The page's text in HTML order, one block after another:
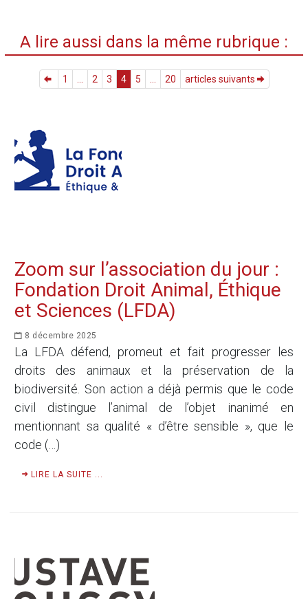
A lire aussi dans la même rubrique :
1 2 3 4 5 20 articles suivants
Zoom sur l’association du jour :
Fondation Droit Animal, Éthique
et Sciences (LFDA)
8 décembre 2025
La LFDA défend, promeut et fait progresser les
droits des animaux et la préservation de la
biodiversité. Son action a déjà permis que le code
civil distingue l’animal de l’objet inanimé en
mentionnant sa qualité « d’être sensible », que le
code (…)
LIRE LA SUITE ...